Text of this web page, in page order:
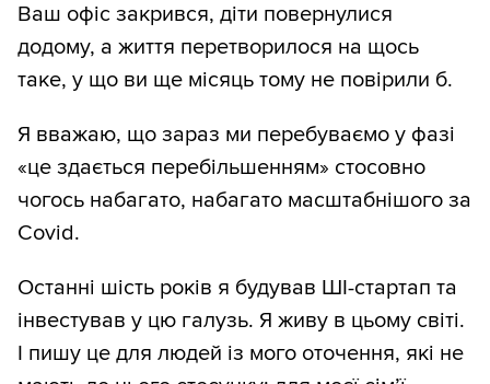
Ваш офіс закрився, діти повернулися
додому, а життя перетворилося на щось
таке, у що ви ще місяць тому не повірили б.
Я вважаю, що зараз ми перебуваємо у фазі
«це здається перебільшенням» стосовно
чогось набагато, набагато масштабнішого за
Covid.
Останні шість років я будував ШІ-стартап та
інвестував у цю галузь. Я живу в цьому світі.
І пишу це для людей із мого оточення, які не